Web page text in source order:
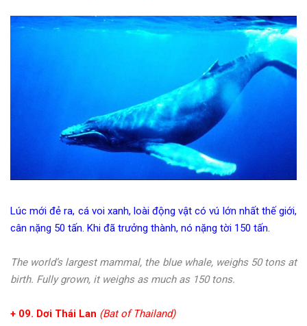
Lúc mới đẻ ra, cá voi xanh, loài động vật có vú lớn nhất thế giới,
cân nặng 50 tấn. Khi đã trưởng thành, nó nặng tời 150 tấn.
The world’s largest mammal, the blue whale, weighs 50 tons at
birth. Fully grown, it weighs as much as 150 tons.
+ 09. Dơi Thái Lan (Bat of Thailand)